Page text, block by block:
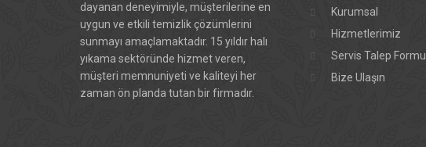
dayanan deneyimiyle, müşterilerine en
uygun ve etkili temizlik çözümlerini
sunmayı amaçlamaktadır. 15 yıldır halı
yıkama sektöründe hizmet veren,
müşteri memnuniyeti ve kaliteyi her
zaman ön planda tutan bir firmadır.
Kurumsal
Hizmetlerimiz
Servis Talep Formu
Bize Ulaşın